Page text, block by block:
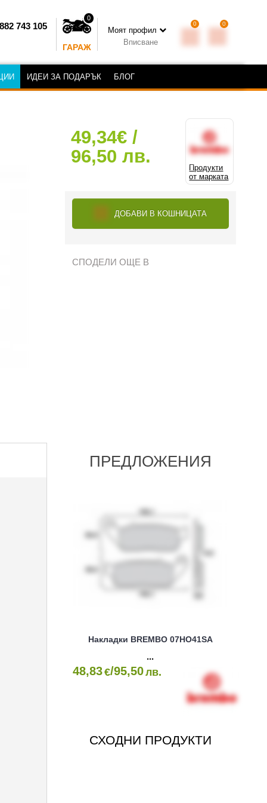
743 105
0
ГАРАЖ
Моят профил
Вписване
0 0
ИДЕИ ЗА ПОДАРЪК БЛОГ
Продукти
от марката
49,34€ /
96,50 лв.
ДОБАВИ В КОШНИЦАТА
СПОДЕЛИ ОЩЕ В
ПРЕДЛОЖЕНИЯ
Накладки BREMBO 07HO41SA
48,83€/95,50лв.
СХОДНИ ПРОДУКТИ